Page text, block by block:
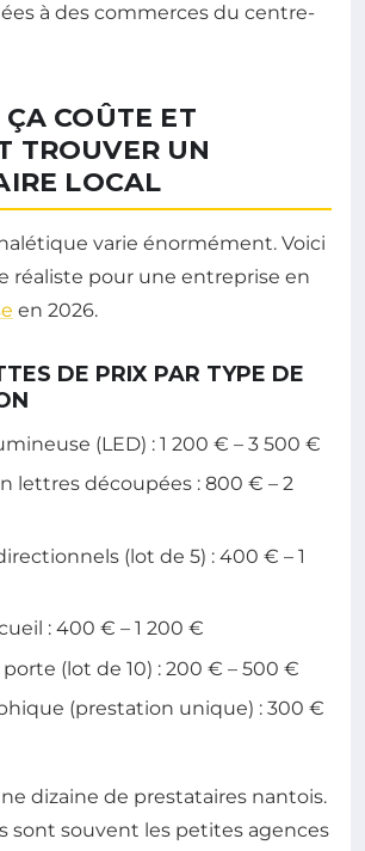
à des commerces du centre-
COÛTE ET
TROUVER UN
LOCAL
varie énormément. Voici
réaliste pour une entreprise en
en 2026.
DE PRIX PAR TYPE DE
(LED) : 1 200 € – 3 500 €
lettres découpées : 800 € – 2
(lot de 5) : 400 € – 1
: 400 € – 1 200 €
(lot de 10) : 200 € – 500 €
(prestation unique) : 300 €
dizaine de prestataires nantois.
sont souvent les petites agences